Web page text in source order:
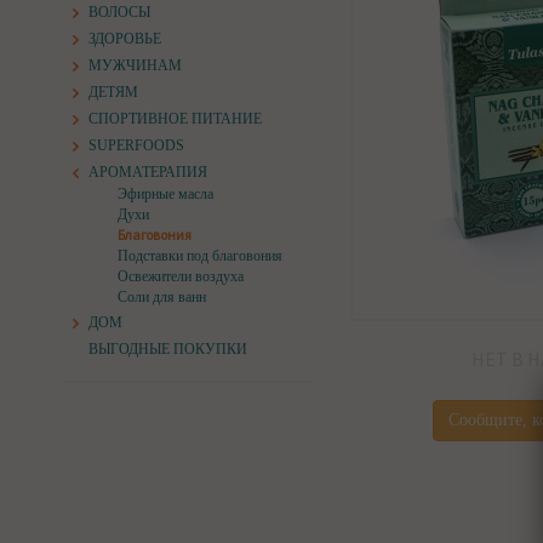
ВОЛОСЫ
ЗДОРОВЬЕ
МУЖЧИНАМ
ДЕТЯМ
СПОРТИВНОЕ ПИТАНИЕ
SUPERFOODS
АРОМАТЕРАПИЯ
Эфирные масла
Духи
Благовония
Подставки под благовония
Освежители воздуха
Соли для ванн
ДОМ
ВЫГОДНЫЕ ПОКУПКИ
НЕТ В
Сообщите,